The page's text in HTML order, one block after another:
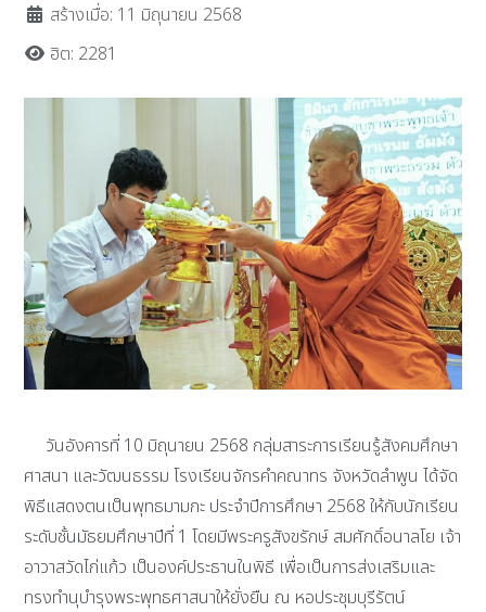
สร้างเมื่อ: 11 มิถุนายน 2568
ฮิต: 2281
วันอังคารที่ 10 มิถุนายน 2568 กลุ่มสาระการเรียนรู้สังคมศึกษา
ศาสนา และวัฒนธรรม โรงเรียนจักรคำคณาทร จังหวัดลำพูน ได้จัด
พิธีแสดงตนเป็นพุทธมามกะ ประจำปีการศึกษา 2568 ให้กับนักเรียน
ระดับชั้นมัธยมศึกษาปีที่ 1 โดยมีพระครูสังขรักษ์ สมศักดิ์อนาลโย เจ้า
อาวาสวัดไก่แก้ว เป็นองค์ประธานในพิธี เพื่อเป็นการส่งเสริมและ
ทรงทำนุบำรุงพระพุทธศาสนาให้ยั่งยืน ณ หอประชุมบุรีรัตน์